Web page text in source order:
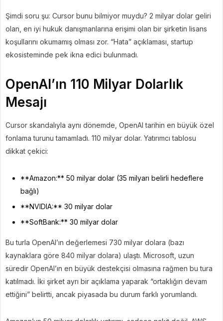
Şimdi soru şu: Cursor bunu bilmiyor muydu? 2 milyar dolar geliri
olan, en iyi hukuk danışmanlarına erişimi olan bir şirketin lisans
koşullarını okumamış olması zor. “Hata” açıklaması, startup
ekosisteminde pek ikna edici bulunmadı.
OpenAI’ın 110 Milyar Dolarlık
Mesajı
Cursor skandalıyla aynı dönemde, OpenAI tarihin en büyük özel
fonlama turunu tamamladı. 110 milyar dolar. Yatırımcı tablosu
dikkat çekici:
**Amazon:** 50 milyar dolar (35 milyarı belirli hedeflere
bağlı)
**NVIDIA:** 30 milyar dolar
**SoftBank:** 30 milyar dolar
Bu turla OpenAI’ın değerlemesi 730 milyar dolara (bazı
kaynaklara göre 840 milyar dolara) ulaştı. Microsoft, uzun
süredir OpenAI’ın en büyük destekçisi olmasına rağmen bu tura
katılmadı. İki şirket ayrı bir açıklama yaparak “ortaklığın devam
ettiğini” belirtti, ancak piyasada bu durum farklı yorumlandı.